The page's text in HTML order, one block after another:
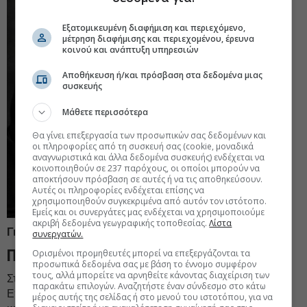
Γιάννης Καντώνιας, Cosmos Aluminium
Παρεκτροπές και παρεμβάσεις
Στην Πανελλήνια Ομοσπονδία Εργαζόμενων στον
Επισιτισμό - Τουρισμό (ΠΟΕΕΤ) έφτασαν ορισμένες
Εξατομικευμένη διαφήμιση και περιεχόμενο,
μέτρηση διαφήμισης και περιεχομένου, έρευνα
κοινού και ανάπτυξη υπηρεσιών
Αποθήκευση ή/και πρόσβαση στα δεδομένα μιας
συσκευής
Μάθετε περισσότερα
Θα γίνει επεξεργασία των προσωπικών σας δεδομένων και
οι πληροφορίες από τη συσκευή σας (cookie, μοναδικά
αναγνωριστικά και άλλα δεδομένα συσκευής) ενδέχεται να
κοινοποιηθούν σε 237 παρόχους, οι οποίοι μπορούν να
αποκτήσουν πρόσβαση σε αυτές ή να τις αποθηκεύσουν.
Αυτές οι πληροφορίες ενδέχεται επίσης να
χρησιμοποιηθούν συγκεκριμένα από αυτόν τον ιστότοπο.
Εμείς και οι συνεργάτες μας ενδέχεται να χρησιμοποιούμε
ακριβή δεδομένα γεωγραφικής τοποθεσίας.Λίστα
συνεργατών.
Ορισμένοι προμηθευτές μπορεί να επεξεργάζονται τα
προσωπικά δεδομένα σας με βάση το έννομο συμφέρον
τους, αλλά μπορείτε να αρνηθείτε κάνοντας διαχείριση των
παρακάτω επιλογών. Αναζητήστε έναν σύνδεσμο στο κάτω
μέρος αυτής της σελίδας ή στο μενού του ιστοτόπου, για να